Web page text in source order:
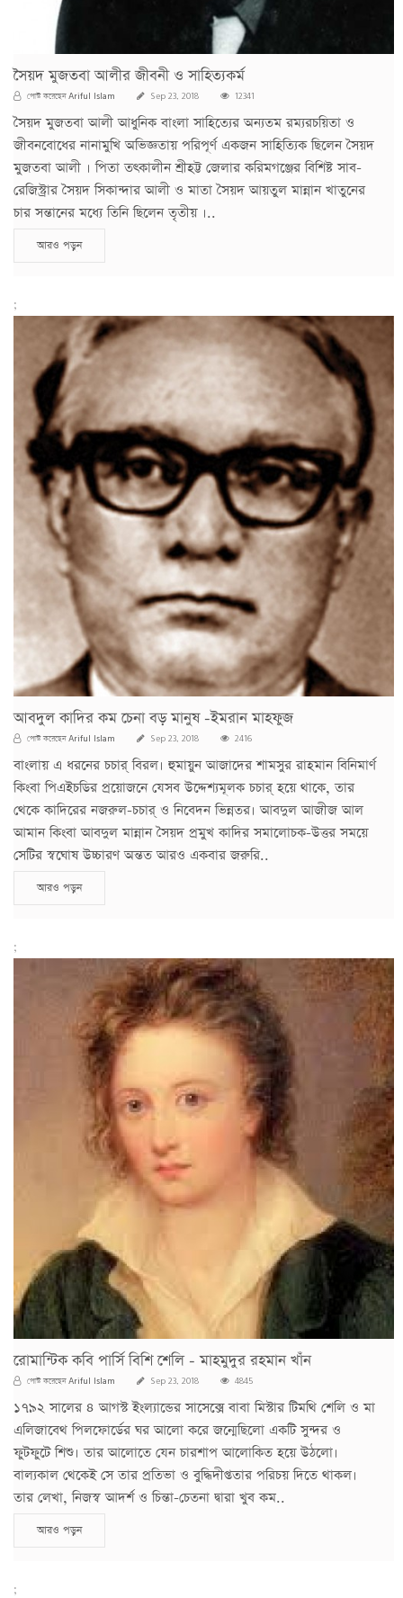
সৈয়দ মুজতবা আলীর জীবনী ও সাহিত্যকর্ম
পোস্ট করেছেনAriful Islam Sep 23, 2018 12341
সৈয়দ মুজতবা আলী আধুনিক বাংলা সাহিত্যের অন্যতম রম্যরচয়িতা ও
জীবনবোধের নানামুখি অভিজ্ঞতায় পরিপূর্ণ একজন সাহিত্যিক ছিলেন সৈয়দ
মুজতবা আলী । পিতা তৎকালীন শ্রীহট্ট জেলার করিমগঞ্জের বিশিষ্ট সাব-
রেজিস্ট্রার সৈয়দ সিকান্দার আলী ও মাতা সৈয়দ আয়তুল মান্নান খাতুনের
চার সন্তানের মধ্যে তিনি ছিলেন তৃতীয় ।..
আরও পড়ুন
;
আবদুল কাদির কম চেনা বড় মানুষ -ইমরান মাহফুজ
পোস্ট করেছেনAriful Islam Sep 23, 2018 2416
বাংলায় এ ধরনের চচার্ বিরল। হুমায়ুন আজাদের শামসুর রাহমান বিনিমার্ণ
কিংবা পিএইচডির প্রয়োজনে যেসব উদ্দেশ্যমূলক চচার্ হয়ে থাকে, তার
থেকে কাদিরের নজরুল-চচার্ ও নিবেদন ভিন্নতর। আবদুল আজীজ আল
আমান কিংবা আবদুল মান্নান সৈয়দ প্রমুখ কাদির সমালোচক-উত্তর সময়ে
সেটির স্বঘোষ উচ্চারণ অন্তত আরও একবার জরুরি..
আরও পড়ুন
;
রোমান্টিক কবি পার্সি বিশি শেলি - মাহমুদুর রহমান খাঁন
পোস্ট করেছেনAriful Islam Sep 23, 2018 4845
১৭৯২ সালের ৪ আগস্ট ইংল্যান্ডের সাসেক্সে বাবা মিস্টার টিমথি শেলি ও মা
এলিজাবেথ পিলফোর্ডের ঘর আলো করে জন্মেছিলো একটি সুন্দর ও
ফুটফুটে শিশু। তার আলোতে যেন চারশাপ আলোকিত হয়ে উঠলো।
বাল্যকাল থেকেই সে তার প্রতিভা ও বুদ্ধিদীপ্ততার পরিচয় দিতে থাকল।
তার লেখা, নিজস্ব আদর্শ ও চিন্তা-চেতনা দ্বারা খুব কম..
আরও পড়ুন
;